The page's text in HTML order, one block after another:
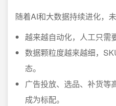
随着AI和大数据持续进化，
越来越自动化，人工只需
数据颗粒度越来越细，
态。
广告投放、选品、补货等
成为标配。